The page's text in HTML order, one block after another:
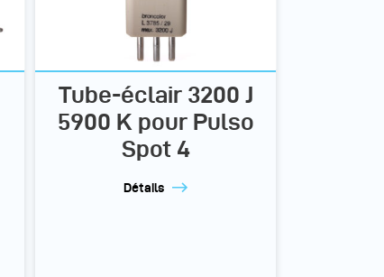
Tube-éclair 3200 J
5900 K pour Pulso
Spot 4
Détails